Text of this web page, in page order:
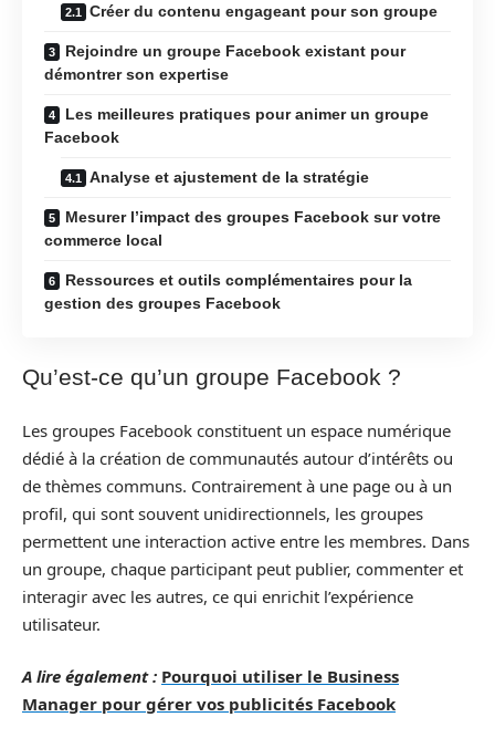
Créer du contenu engageant pour son groupe
Rejoindre un groupe Facebook existant pour
démontrer son expertise
Les meilleures pratiques pour animer un groupe
Facebook
Analyse et ajustement de la stratégie
Mesurer l’impact des groupes Facebook sur votre
commerce local
Ressources et outils complémentaires pour la
gestion des groupes Facebook
Qu’est-ce qu’un groupe Facebook ?
Les groupes Facebook constituent un espace numérique
dédié à la création de communautés autour d’intérêts ou
de thèmes communs. Contrairement à une page ou à un
profil, qui sont souvent unidirectionnels, les groupes
permettent une interaction active entre les membres. Dans
un groupe, chaque participant peut publier, commenter et
interagir avec les autres, ce qui enrichit l’expérience
utilisateur.
A lire également : Pourquoi utiliser le Business
Manager pour gérer vos publicités Facebook